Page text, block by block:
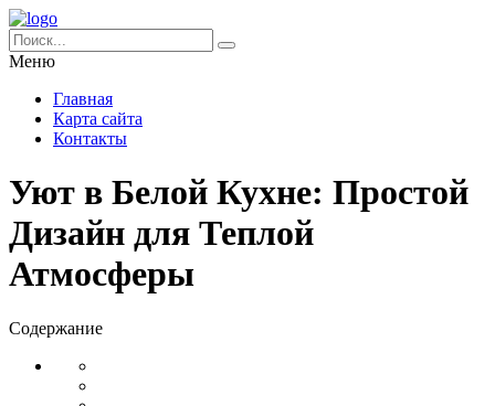
Меню
Главная
Карта сайта
Контакты
Уют в Белой Кухне: Простой
Дизайн для Теплой
Атмосферы
Содержание